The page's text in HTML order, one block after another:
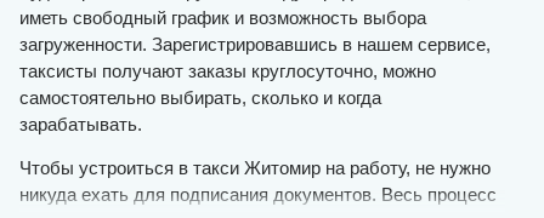
иметь свободный график и возможность выбора
загруженности. Зарегистрировавшись в нашем сервисе,
таксисты получают заказы круглосуточно, можно
самостоятельно выбирать, сколько и когда
зарабатывать.
Чтобы устроиться в такси Житомир на работу, не нужно
никуда ехать для подписания документов. Весь процесс